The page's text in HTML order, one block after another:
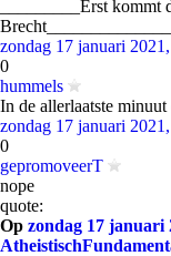
_________Erst
Brecht______________
zondag 17 januari
0
hummels
In de allerlaatste
zondag 17 januari
0
gepromoveerT
nope
quote:
Op zondag 17 januari